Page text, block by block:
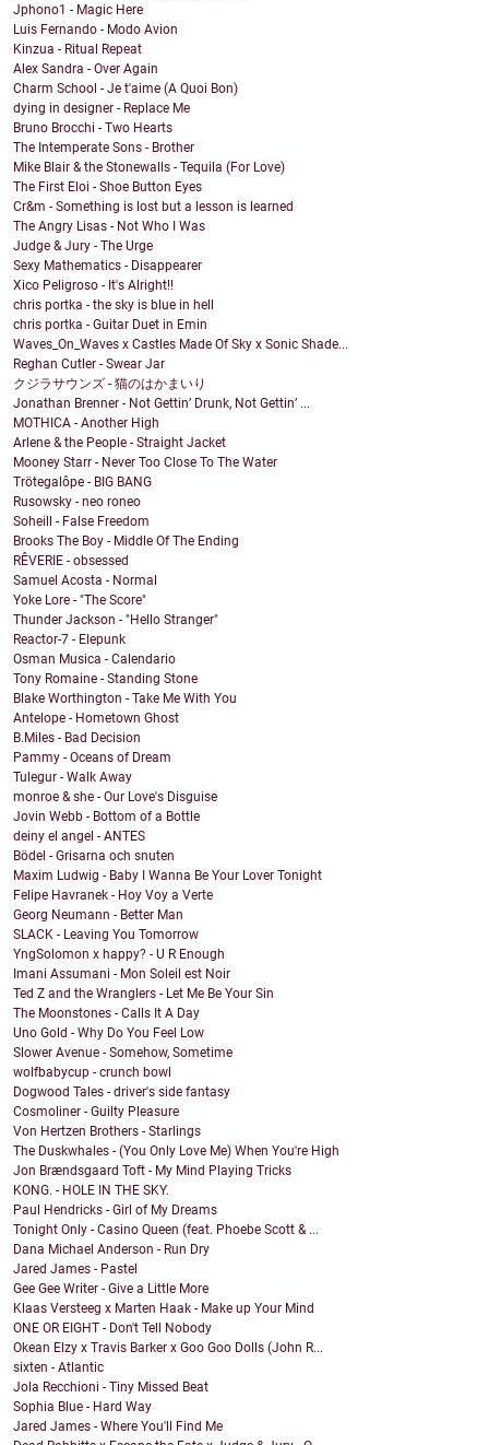
Jphono1 - Magic Here
Luis Fernando - Modo Avion
Kinzua - Ritual Repeat
Alex Sandra - Over Again
Charm School - Je t'aime (A Quoi Bon)
dying in designer - Replace Me
Bruno Brocchi - Two Hearts
The Intemperate Sons - Brother
Mike Blair & the Stonewalls - Tequila (For Love)
The First Eloi - Shoe Button Eyes
Cr&m - Something is lost but a lesson is learned
The Angry Lisas - Not Who I Was
Judge & Jury - The Urge
Sexy Mathematics - Disappearer
Xico Peligroso - It's Alright!!
chris portka - the sky is blue in hell
chris portka - Guitar Duet in Emin
Waves_On_Waves x Castles Made Of Sky x Sonic Shade...
Reghan Cutler - Swear Jar
クジラサウンズ - 猫のはかまいり
Jonathan Brenner - Not Gettin’ Drunk, Not Gettin’ ...
MOTHICA - Another High
Arlene & the People - Straight Jacket
Mooney Starr - Never Too Close To The Water
Trötegalôpe - BIG BANG
Rusowsky - neo roneo
Soheill - False Freedom
Brooks The Boy - Middle Of The Ending
RÊVERIE - obsessed
Samuel Acosta - Normal
Yoke Lore - "The Score"
Thunder Jackson - "Hello Stranger"
Reactor-7 - Elepunk
Osman Musica - Calendario
Tony Romaine - Standing Stone
Blake Worthington - Take Me With You
Antelope - Hometown Ghost
B.Miles - Bad Decision
Pammy - Oceans of Dream
Tulegur - Walk Away
monroe & she - Our Love's Disguise
Jovin Webb - Bottom of a Bottle
deiny el angel - ANTES
Bödel - Grisarna och snuten
Maxim Ludwig - Baby I Wanna Be Your Lover Tonight
Felipe Havranek - Hoy Voy a Verte
Georg Neumann - Better Man
SLACK - Leaving You Tomorrow
YngSolomon x happy? - U R Enough
Imani Assumani - Mon Soleil est Noir
Ted Z and the Wranglers - Let Me Be Your Sin
The Moonstones - Calls It A Day
Uno Gold - Why Do You Feel Low
Slower Avenue - Somehow, Sometime
wolfbabycup - crunch bowl
Dogwood Tales - driver's side fantasy
Cosmoliner - Guilty Pleasure
Von Hertzen Brothers - Starlings
The Duskwhales - (You Only Love Me) When You're High
Jon Brændsgaard Toft - My Mind Playing Tricks
KONG. - HOLE IN THE SKY.
Paul Hendricks - Girl of My Dreams
Tonight Only - Casino Queen (feat. Phoebe Scott & ...
Dana Michael Anderson - Run Dry
Jared James - Pastel
Gee Gee Writer - Give a Little More
Klaas Versteeg x Marten Haak - Make up Your Mind
ONE OR EIGHT - Don't Tell Nobody
Okean Elzy x Travis Barker x Goo Goo Dolls (John R...
sixten - Atlantic
Jola Recchioni - Tiny Missed Beat
Sophia Blue - Hard Way
Jared James - Where You'll Find Me